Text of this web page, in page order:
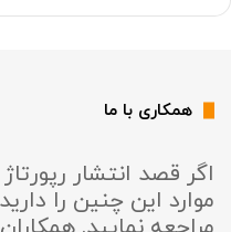
همکاری با ما
اگر قصد انتشار
موارد این چنین را